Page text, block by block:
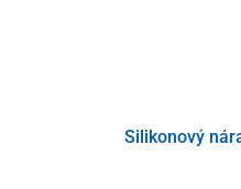
Silikonový